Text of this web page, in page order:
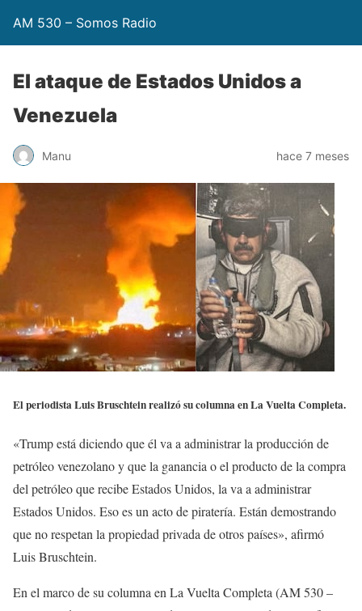
AM 530 – Somos Radio
El ataque de Estados Unidos a
Venezuela
Manu hace 7 meses
El periodista Luis Bruschtein realizó su columna en La Vuelta Completa.
«Trump está diciendo que él va a administrar la producción de
petróleo venezolano y que la ganancia o el producto de la compra
del petróleo que recibe Estados Unidos, la va a administrar
Estados Unidos. Eso es un acto de piratería. Están demostrando
que no respetan la propiedad privada de otros países», afirmó
Luis Bruschtein.
En el marco de su columna en La Vuelta Completa (AM 530 –